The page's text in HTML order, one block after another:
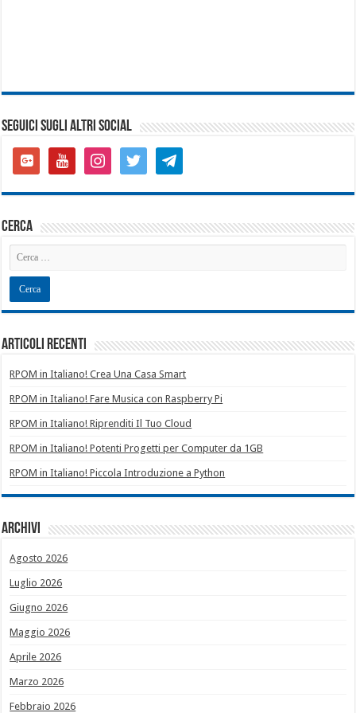
SEGUICI SUGLI ALTRI SOCIAL
google-
plus-
youtube instagramtwitter telegram
cerca
Articoli recenti
RPOM in Italiano! Crea Una Casa Smart
RPOM in Italiano! Fare Musica con Raspberry Pi
RPOM in Italiano! Riprenditi Il Tuo Cloud
RPOM in Italiano! Potenti Progetti per Computer da 1GB
RPOM in Italiano! Piccola Introduzione a Python
Archivi
Agosto 2026
Luglio 2026
Giugno 2026
Maggio 2026
Aprile 2026
Marzo 2026
Febbraio 2026